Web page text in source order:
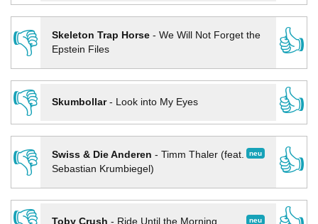
👎
Skeleton Trap Horse- We Will Not Forget the
Epstein Files
👍
👎
Skumbollar- Look into My Eyes
👍
👎
neu
Swiss & Die Anderen - Timm Thaler (feat.
Sebastian Krumbiegel)
👍
neu
Toby Crush - Ride Until the Morning